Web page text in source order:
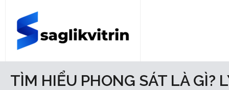
content
Trang chủ
TÌM HIỂU PHONG SÁT LÀ GÌ?